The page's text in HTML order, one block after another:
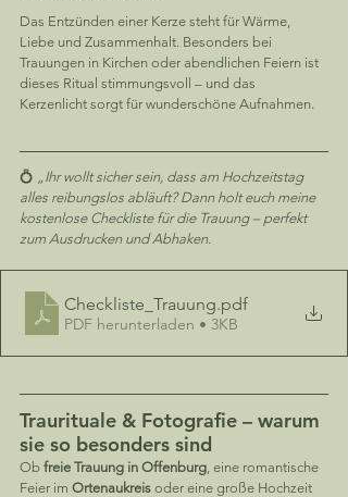
Das Entzünden einer Kerze steht für Wärme,
Liebe und Zusammenhalt. Besonders bei
Trauungen in Kirchen oder abendlichen Feiern ist
dieses Ritual stimmungsvoll – und das
Kerzenlicht sorgt für wunderschöne Aufnahmen.
💍 „Ihr wollt sicher sein, dass am Hochzeitstag
alles reibungslos abläuft? Dann holt euch meine
kostenlose Checkliste für die Trauung – perfekt
zum Ausdrucken und Abhaken.
Checkliste_Trauung.pdf
PDF herunterladen • 3KB
Traurituale & Fotografie – warum
sie so besonders sind
Ob freie Trauung in Offenburg, eine romantische
Feier im Ortenaukreis oder eine große Hochzeit